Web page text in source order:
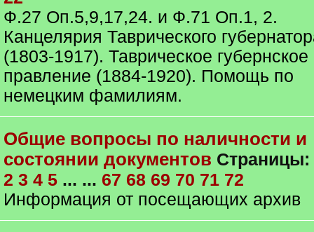
Ф.27 Оп.5,9,17,24. и Ф.71 Оп.1, 2.
Канцелярия Таврического
(1803-1917). Таврическое губернское
правление (1884-1920). Помощь по
немецким фамилиям.
Общие вопросы по наличности и
состоянии документов Страницы:
2 3 4 5 ... ... 67 68 69 70 71 72
Информация от посещающих архив